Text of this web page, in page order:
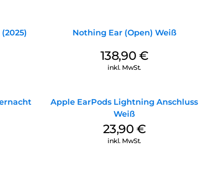
Regenschauer – die HMD Amped Buds halten
sie schweiß- und spritzwassergeschützt, damit du
ohne Kompromisse bei Komfort oder Sound
Nothing Ear (Open) Weiß
138,90 €
inkl. MwSt.
Apple EarPods Lightning Anschluss
Weiß
23,90 €
inkl. MwSt.